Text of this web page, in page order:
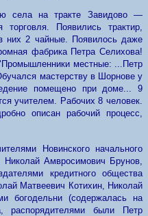
села на тракте Завидово —
Появились трактир,
них 2 чайные. Появилось даже
фабрика Петра Селихова!
"Промышленники местные: ...Петр
мастерству в Шорнове у
помещено при доме... 9
учителем. Рабочих 8 человек.
описан рабочий процесс,
Новинского начального
Амвросимович Брунов,
кредитного общества
Матвеевич Котихин, Николай
богодельни (содержалась на
распорядителями были Петр